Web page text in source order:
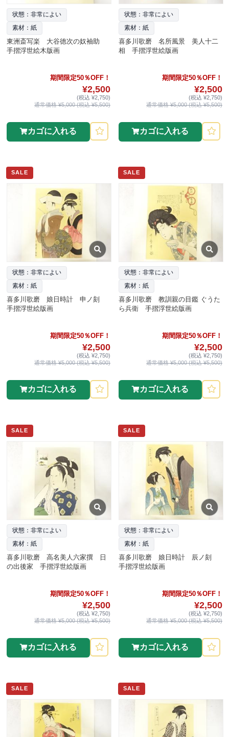
状態：非常によい
素材：紙
東洲斎写楽 大谷徳次の奴袖助
手摺浮世絵木版画
期間限定50％OFF！
¥2,500
(税込 ¥2,750)
通常価格 ¥5,000 (税込 ¥5,500)
カゴに入れる
状態：非常によい
素材：紙
喜多川歌磨 名所風景 美人十二
相 手摺浮世絵版画
期間限定50％OFF！
¥2,500
(税込 ¥2,750)
通常価格 ¥5,000 (税込 ¥5,500)
カゴに入れる
SALE
状態：非常によい
素材：紙
喜多川歌磨 娘日時計 申ノ刻
手摺浮世絵版画
期間限定50％OFF！
¥2,500
(税込 ¥2,750)
通常価格 ¥5,000 (税込 ¥5,500)
カゴに入れる
SALE
状態：非常によい
素材：紙
喜多川歌磨 教訓親の目鑑 ぐうた
ら兵衛 手摺浮世絵版画
期間限定50％OFF！
¥2,500
(税込 ¥2,750)
通常価格 ¥5,000 (税込 ¥5,500)
カゴに入れる
SALE
状態：非常によい
素材：紙
喜多川歌磨 高名美人六家撰 日
の出後家 手摺浮世絵版画
期間限定50％OFF！
¥2,500
(税込 ¥2,750)
通常価格 ¥5,000 (税込 ¥5,500)
カゴに入れる
SALE
状態：非常によい
素材：紙
喜多川歌磨 娘日時計 辰ノ刻
手摺浮世絵版画
期間限定50％OFF！
¥2,500
(税込 ¥2,750)
通常価格 ¥5,000 (税込 ¥5,500)
カゴに入れる
SALE SALE